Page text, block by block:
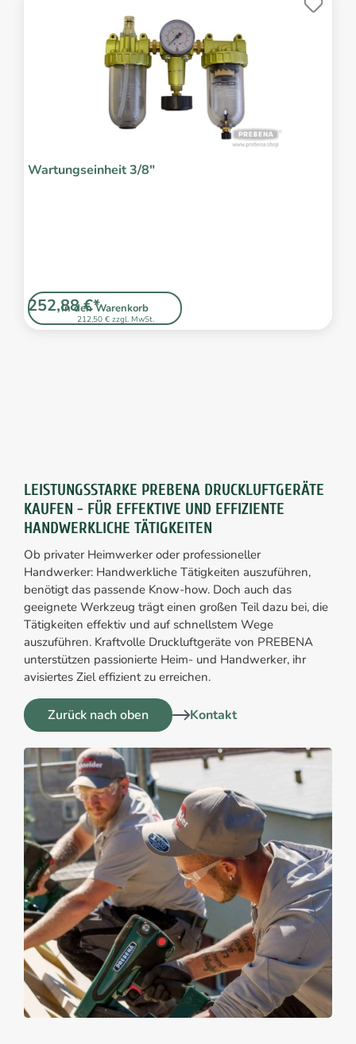
Wartungseinheit 3/8"
In den Warenkorb
212,50 € zzgl. MwSt.
252,88 €*
LEISTUNGSSTARKE PREBENA DRUCKLUFTGERÄTE
KAUFEN - FÜR EFFEKTIVE UND EFFIZIENTE
HANDWERKLICHE TÄTIGKEITEN
Ob privater Heimwerker oder professioneller
Handwerker: Handwerkliche Tätigkeiten auszuführen,
benötigt das passende Know-how. Doch auch das
geeignete Werkzeug trägt einen großen Teil dazu bei, die
Tätigkeiten effektiv und auf schnellstem Wege
auszuführen. Kraftvolle Druckluftgeräte von PREBENA
unterstützen passionierte Heim- und Handwerker, ihr
avisiertes Ziel effizient zu erreichen.
Zurück nach oben Kontakt